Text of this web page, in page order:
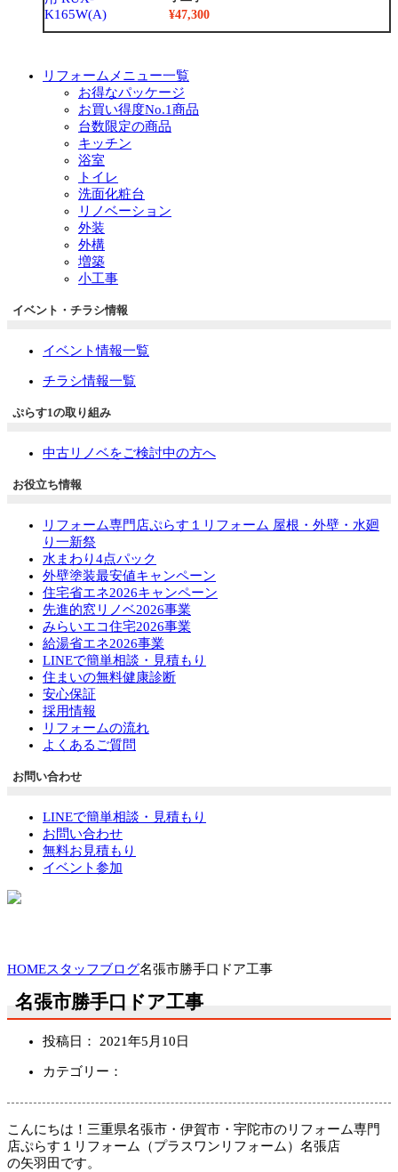
¥47,300
リフォームメニュー一覧
お得なパッケージ
お買い得度No.1商品
台数限定の商品
キッチン
浴室
トイレ
洗面化粧台
リノベーション
外装
外構
増築
小工事
イベント・チラシ情報
イベント情報一覧
チラシ情報一覧
ぷらす1の取り組み
中古リノベをご検討中の方へ
お役立ち情報
リフォーム専門店ぷらす１リフォーム 屋根・外壁・水廻
り一新祭
水まわり4点パック
外壁塗装最安値キャンペーン
住宅省エネ2026キャンペーン
先進的窓リノベ2026事業
みらいエコ住宅2026事業
給湯省エネ2026事業
LINEで簡単相談・見積もり
住まいの無料健康診断
安心保証
採用情報
リフォームの流れ
よくあるご質問
お問い合わせ
LINEで簡単相談・見積もり
お問い合わせ
無料お見積もり
イベント参加
HOMEスタッフブログ名張市勝手口ドア工事
名張市勝手口ドア工事
投稿日： 2021年5月10日
カテゴリー：
こんにちは！三重県名張市・伊賀市・宇陀市のリフォーム専門
店ぷらす１リフォーム（プラスワンリフォーム）名張店
の矢羽田です。